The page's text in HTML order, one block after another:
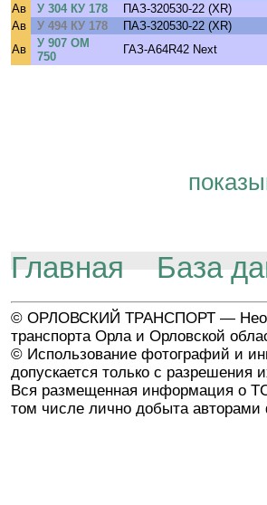
Ав
У 304 КУ 178 ПАЗ-320530-22 (XR)
Ав
У 494 КУ 178 ПАЗ-320530-22 (XR)
Ав
У 907 ОМ
750
ГАЗ-A64R42 Next
Главная База
© ОРЛОВСКИЙ ТРАНСПОРТ —
транспорта Орла и Орловской
© Использование фотографий и
допускается только с разрешения
Вся размещенная информация о
том числе лично добыта авторами